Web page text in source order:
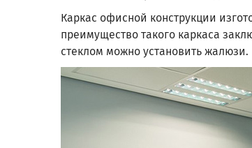
Каркас офисной конструкции
преимущество такого каркаса
стеклом можно установить жалюзи.